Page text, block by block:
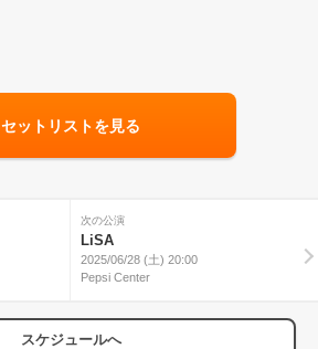
セットリストを見る
次の公演
LiSA
2025/06/28 (土) 20:00
Pepsi Center
スケジュールへ